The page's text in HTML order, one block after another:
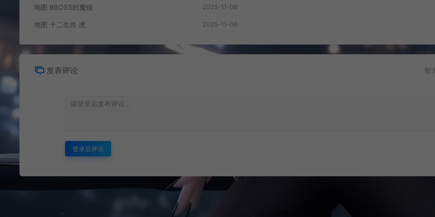
地图 8BOSS封魔镇 2025-11-06
地图 十二生肖 虎 2025-11-06
发表评论 暂
登录后评论